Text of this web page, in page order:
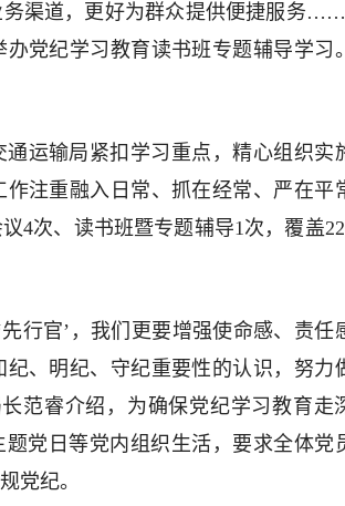
渠道，更好为群众提供便捷服务
党纪学习教育读书班专题辅导学习
运输局紧扣学习重点，精心组织实
注重融入日常、抓在经常、严在平
4次、读书班暨专题辅导1次，覆盖
行官’，我们更要增强使命感、责任
、明纪、守纪重要性的认识，努力
范睿介绍，为确保党纪学习教育走
党日等党内组织生活，要求全体党
党纪。